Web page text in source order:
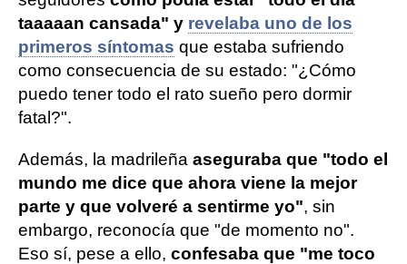
taaaaan cansada" y revelaba uno de los
primeros síntomas que estaba sufriendo
como consecuencia de su estado: "¿Cómo
puedo tener todo el rato sueño pero dormir
fatal?".
Además, la madrileña aseguraba que "todo el
mundo me dice que ahora viene la mejor
parte y que volveré a sentirme yo", sin
embargo, reconocía que "de momento no".
Eso sí, pese a ello, confesaba que "me toco